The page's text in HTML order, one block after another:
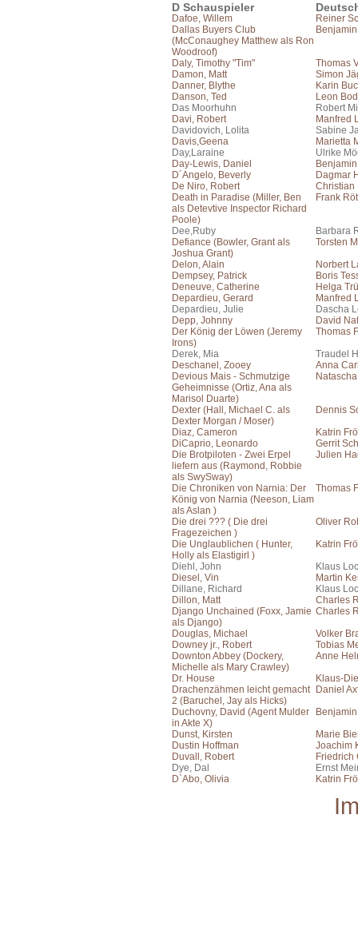
D Schauspieler
Dafoe, Willem
Reiner
Dallas Buyers Club
(McConaughey Matthew als Ron
Woodroof)
Daly, Timothy "Tim"
Thomas
Damon, Matt
Simon
Danner, Blythe
Karin
Danson, Ted
Leon
Das Moorhuhn
Robert
Davi, Robert
Manfred
Davidovich, Lolita
Sabine
Davis,Geena
Marietta
Day,Laraine
Ulrike
Day-Lewis, Daniel
D´Angelo, Beverly
Dagmar
De Niro, Robert
Christian
Death in Paradise (Miller, Ben
als Detevtive Inspector Richard
Poole)
Frank
Dee,Ruby
Barbara
Defiance (Bowler, Grant als
Joshua Grant)
Torsten
Delon, Alain
Norbert
Dempsey, Patrick
Boris
Deneuve, Catherine
Helga
Depardieu, Gerard
Manfred
Depardieu, Julie
Dascha
Depp, Johnny
David
Der König der Löwen (Jeremy
Irons)
Thomas
Derek, Mia
Traudel
Deschanel, Zooey
Anna
Devious Mais - Schmutzige
Geheimnisse (Ortiz, Ana als
Marisol Duarte)
Dexter (Hall, Michael C. als
Dexter Morgan / Moser)
Dennis
Diaz, Cameron
Katrin
DiCaprio, Leonardo
Gerrit
Die Brotpiloten - Zwei Erpel
liefern aus (Raymond, Robbie
als SwySway)
Julien
Die Chroniken von Narnia: Der
König von Narnia (Neeson, Liam
als Aslan )
Thomas
Die drei ??? ( Die drei
Fragezeichen )
Oliver
Die Unglaublichen ( Hunter,
Holly als Elastigirl )
Katrin
Diehl, John
Klaus
Diesel, Vin
Martin
Dillane, Richard
Klaus
Dillon, Matt
Charles
Django Unchained (Foxx, Jamie
als Django)
Charles
Douglas, Michael
Volker
Downey jr., Robert
Tobias
Downton Abbey (Dockery,
Michelle als Mary Crawley)
Anne
Dr. House
Klaus-
Drachenzähmen leicht gemacht
2 (Baruchel, Jay als Hicks)
Daniel
Duchovny, David (Agent Mulder
in Akte X)
Dunst, Kirsten
Marie
Dustin Hoffman
Joachim
Duvall, Robert
Friedrich
Dye, Dal
Ernst
D`Abo, Olivia
Katrin